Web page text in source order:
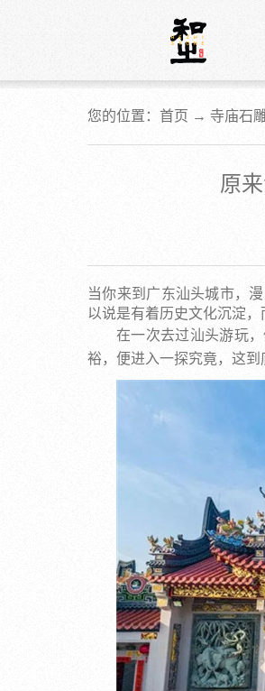
您的位置：首页 → 寺庙石
原
当你来到广东汕头城市，
以说是有着历史文化沉淀，
在一次去过汕头游玩
裕，便进入一探究竟，这到